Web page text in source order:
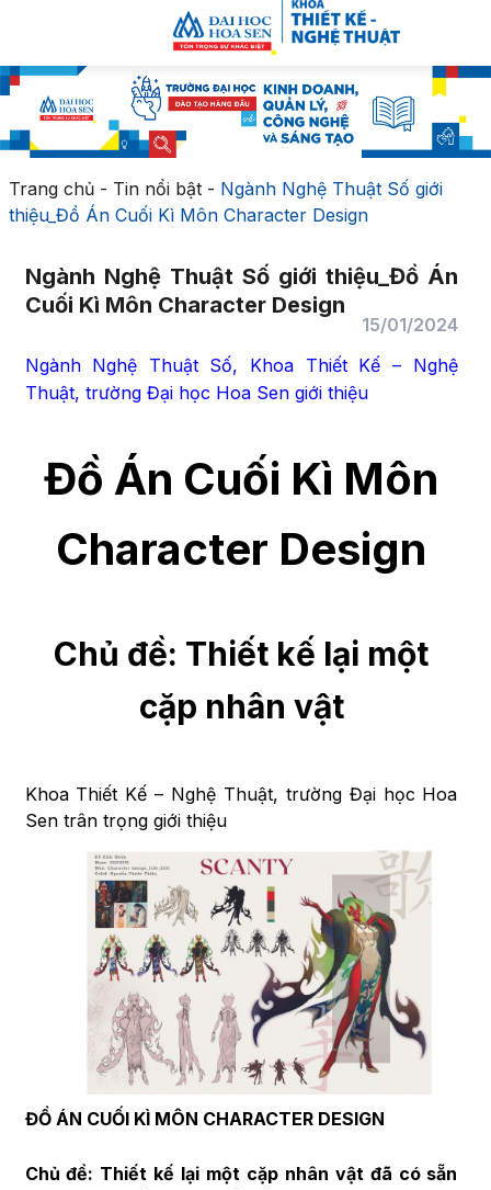
Trang chủ- Tin nổi bật- Ngành Nghệ Thuật Số giới
thiệu_Đồ Án Cuối Kì Môn Character Design
Ngành Nghệ Thuật Số giới thiệu_Đồ Án
Cuối Kì Môn Character Design
15/01/2024
Ngành Nghệ Thuật Số, Khoa Thiết Kế – Nghệ
Thuật, trường Đại học Hoa Sen giới thiệu
Đồ Án Cuối Kì Môn
Character Design
Chủ đề: Thiết kế lại một
cặp nhân vật
Khoa Thiết Kế – Nghệ Thuật, trường Đại học Hoa
Sen trân trọng giới thiệu
ĐỒ ÁN CUỐI KÌ MÔN CHARACTER DESIGN
Chủ đề: Thiết kế lại một cặp nhân vật đã có sẵn